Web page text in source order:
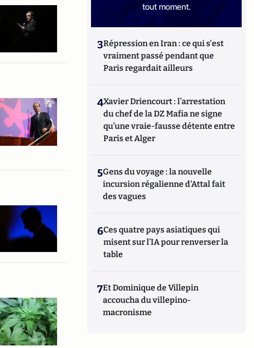
tout moment.
3Répression en Iran : ce qui s'est
vraiment passé pendant que
Paris regardait ailleurs
4Xavier Driencourt : l’arrestation
du chef de la DZ Mafia ne signe
qu’une vraie-fausse détente entre
Paris et Alger
5Gens du voyage : la nouvelle
incursion régalienne d'Attal fait
des vagues
6Ces quatre pays asiatiques qui
misent sur l’IA pour renverser la
table
7Et Dominique de Villepin
accoucha du villepino-
macronisme